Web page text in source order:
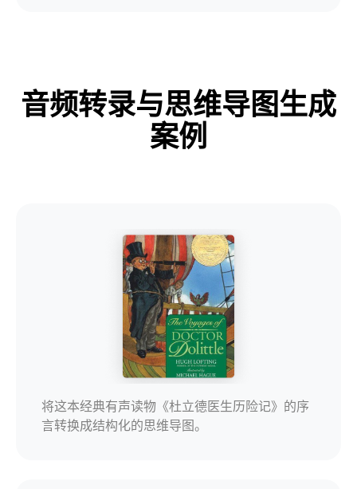
音频转录与思维导图生成
案例
将这本经典有声读物《杜立德医生历险记》的序
言转换成结构化的思维导图。